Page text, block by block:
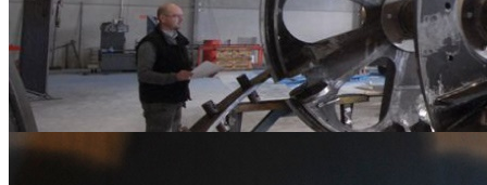
Carpenterie Metalliche